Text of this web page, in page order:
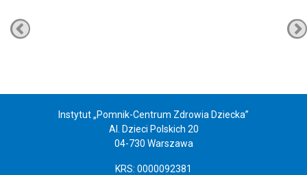
Instytut „Pomnik-Centrum Zdrowia Dziecka”
Al. Dzieci Polskich 20
04-730 Warszawa
KRS: 0000092381